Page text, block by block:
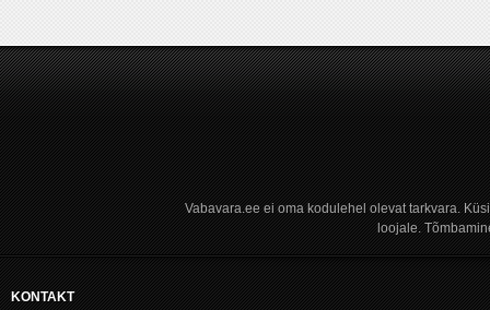
Vabavara.ee ei oma kodulehel olevat tarkvara.
loojale.
KONTAKT